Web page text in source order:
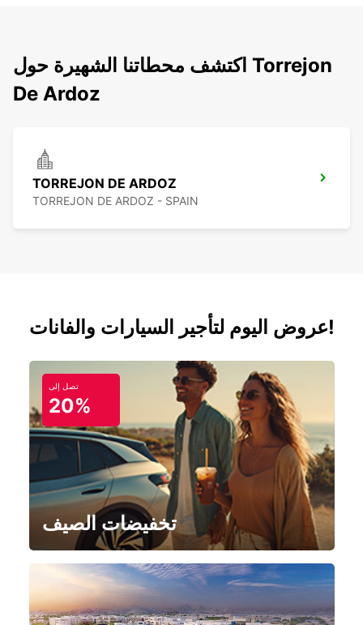
اكتشف محطاتنا الشهيرة حول Torrejon
De Ardoz
TORREJON DE ARDOZ
TORREJON DE ARDOZ - SPAIN
عروض اليوم لتأجير السيارات والفانات!
تصل إلى
20%
تخفيضات الصيف